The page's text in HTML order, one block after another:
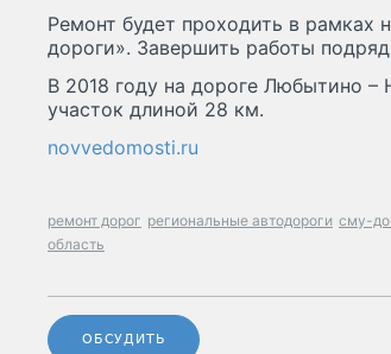
Ремонт будет проходить в рамках
дороги». Завершить работы
В 2018 году на дороге Любытино –
участок длиной 28 км.
novvedomosti.ru
ремонт дорог региональные автодороги сму-
область
ОБСУДИТЬ